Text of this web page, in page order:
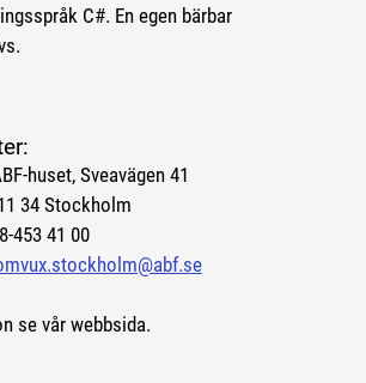
C#. En egen bärbar
Sveavägen 41
34 Stockholm
41 00
se vår webbsida.